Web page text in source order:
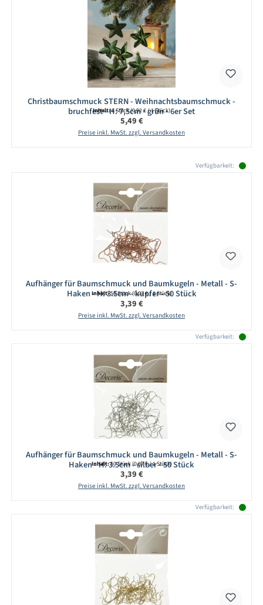
Christbaumschmuck STERN - Weihnachtsbaumschmuck -
bruchfest - H: 7,5cm - grün - 6er Set
Inhalt:6 Stück(0,92 € / 1 Stück)
Regulärer Preis:
5,49 €
Preise inkl. MwSt. zzgl. Versandkosten
Verfügbarkeit:
Aufhänger für Baumschmuck und Baumkugeln - Metall - S-
Haken - H: 3.5cm - kupfer - 50 Stück
Inhalt:50 Stück(0,07 € / 1 Stück)
Regulärer Preis:
3,39 €
Preise inkl. MwSt. zzgl. Versandkosten
Verfügbarkeit:
Aufhänger für Baumschmuck und Baumkugeln - Metall - S-
Haken - H: 3.5cm - silber - 50 Stück
Inhalt:50 Stück(0,07 € / 1 Stück)
Regulärer Preis:
3,39 €
Preise inkl. MwSt. zzgl. Versandkosten
Verfügbarkeit: